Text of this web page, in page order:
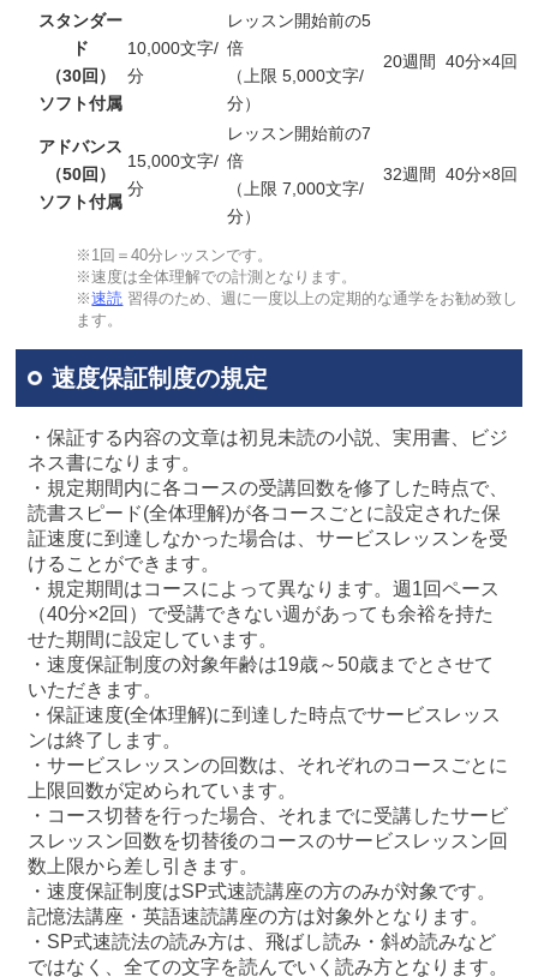
スタンダー
ド
（30回）
ソフト付属
10,000文字/
分
レッスン開始前の5
倍
（上限 5,000文字/
分）
20週間 40分×4回
アドバンス
（50回）
ソフト付属
15,000文字/
分
レッスン開始前の7
倍
（上限 7,000文字/
分）
32週間 40分×8回
※1回＝40分レッスンです。
※速度は全体理解での計測となります。
※速読 習得のため、週に一度以上の定期的な通学をお勧め致し
ます。
速度保証制度の規定
・保証する内容の文章は初見未読の小説、実用書、ビジ
ネス書になります。
・規定期間内に各コースの受講回数を修了した時点で、
読書スピード(全体理解)が各コースごとに設定された保
証速度に到達しなかった場合は、サービスレッスンを受
けることができます。
・規定期間はコースによって異なります。週1回ペース
（40分×2回）で受講できない週があっても余裕を持た
せた期間に設定しています。
・速度保証制度の対象年齢は19歳～50歳までとさせて
いただきます。
・保証速度(全体理解)に到達した時点でサービスレッス
ンは終了します。
・サービスレッスンの回数は、それぞれのコースごとに
上限回数が定められています。
・コース切替を行った場合、それまでに受講したサービ
スレッスン回数を切替後のコースのサービスレッスン回
数上限から差し引きます。
・速度保証制度はSP式速読講座の方のみが対象です。
記憶法講座・英語速読講座の方は対象外となります。
・SP式速読法の読み方は、飛ばし読み・斜め読みなど
ではなく、全ての文字を読んでいく読み方となります。